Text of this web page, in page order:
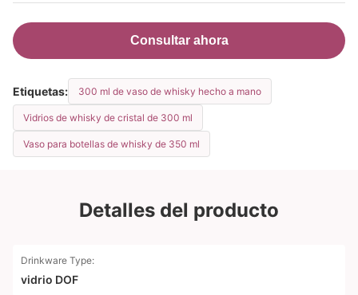
Consultar ahora
Etiquetas: 300 ml de vaso de whisky hecho a mano
Vidrios de whisky de cristal de 300 ml
Vaso para botellas de whisky de 350 ml
Detalles del producto
Drinkware Type:
vidrio DOF